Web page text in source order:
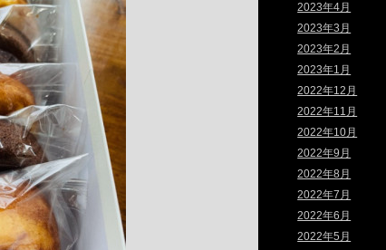
2023年4月
2023年3月
2023年2月
2023年1月
2022年12月
2022年11月
2022年10月
2022年9月
2022年8月
2022年7月
2022年6月
2022年5月